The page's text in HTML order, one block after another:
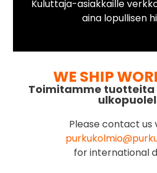
Kuluttaja-asiakkaille
aina lopullisen
WE SHIP
Toimitamme tuotteita
Please contact us
for international